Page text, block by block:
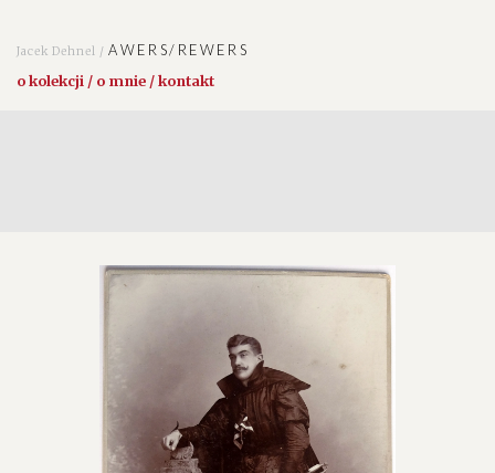
Jacek Dehnel /AWERS/REWERS
o kolekcji / o mnie / kontakt